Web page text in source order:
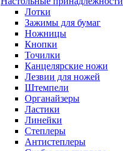
Лотки
Зажимы для бумаг
Ножницы
Кнопки
Точилки
Канцелярские ножи
Лезвии для ножей
Штемпели
Органайзеры
Ластики
Линейки
Степлеры
Антистеплеры